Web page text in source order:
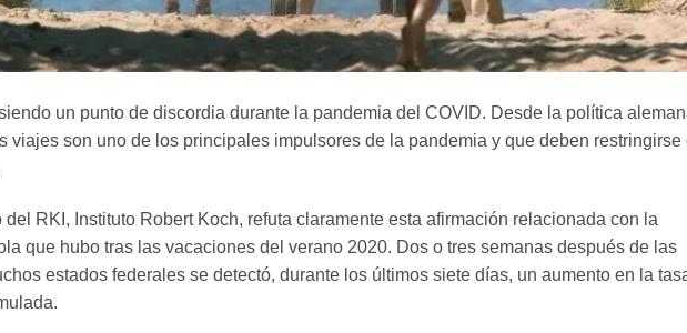
un punto de discordia durante la pandemia del COVID. Desde la política
viajes son uno de los principales impulsores de la pandemia y que deben restringirse
del RKI, Instituto Robert Koch, refuta claramente esta afirmación relacionada con la
que hubo tras las vacaciones del verano 2020. Dos o tres semanas después de las
estados federales se detectó, durante los últimos siete días, un aumento en la